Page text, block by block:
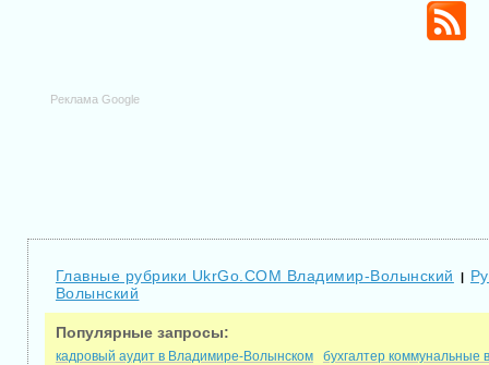
Реклама Google
Главные рубрики UkrGo.COM Владимир-Волынский |
Волынский
Популярные запросы:
кадровый аудит в Владимире-Волынском
бухгалтер